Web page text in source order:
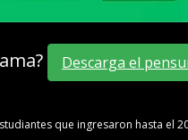
Descarga el
que ingresaron hasta el